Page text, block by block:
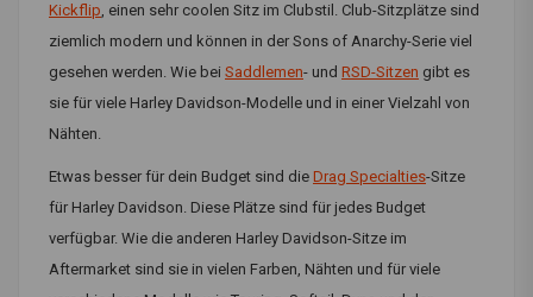
Kickflip, einen sehr coolen Sitz im Clubstil. Club-Sitzplätze sind
ziemlich modern und können in der Sons of Anarchy-Serie viel
gesehen werden. Wie bei Saddlemen- und RSD-Sitzen gibt es
sie für viele Harley Davidson-Modelle und in einer Vielzahl von
Nähten.
Etwas besser für dein Budget sind die Drag Specialties-Sitze
für Harley Davidson. Diese Plätze sind für jedes Budget
verfügbar. Wie die anderen Harley Davidson-Sitze im
Aftermarket sind sie in vielen Farben, Nähten und für viele